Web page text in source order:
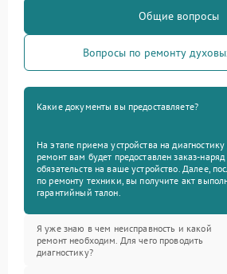
Общие вопросы
Вопросы по ремонту
Какие документы вы предоставляете?
На этапе приема устройства на
ремонт вам будет предоставлен заказ-
обязательств на ваше устройство. Далее,
по ремонту техники, вы получите акт
гарантийный талон.
Я уже знаю в чем неисправность и какой
ремонт необходим. Для чего проводить
диагностику?